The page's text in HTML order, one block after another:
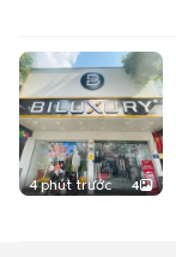
4 phút trước 4